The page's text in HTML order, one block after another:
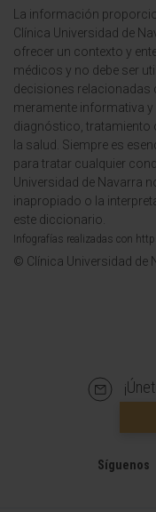
La información
Clínica Universidad de
ofrecer un contexto y
médicos y no debe ser
decisiones relacionadas
meramente informativa
diagnóstico, tratamiento
la salud. Siempre es
para tratar cualquier
Universidad de Navarra
inapropiado o la
este diccionario.
Infografías realizadas con
© Clínica Universidad de
Síguenos